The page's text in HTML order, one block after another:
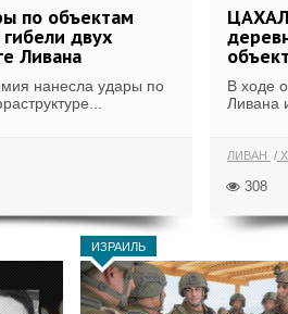
по объектам
двух
Ливана
нанесла удары по
В ходе
Ливана
ЛИВАН
308
ИЗРАИЛЬ